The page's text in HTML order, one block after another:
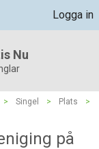
Logga in
Nu
> Singel > Plats
>
på